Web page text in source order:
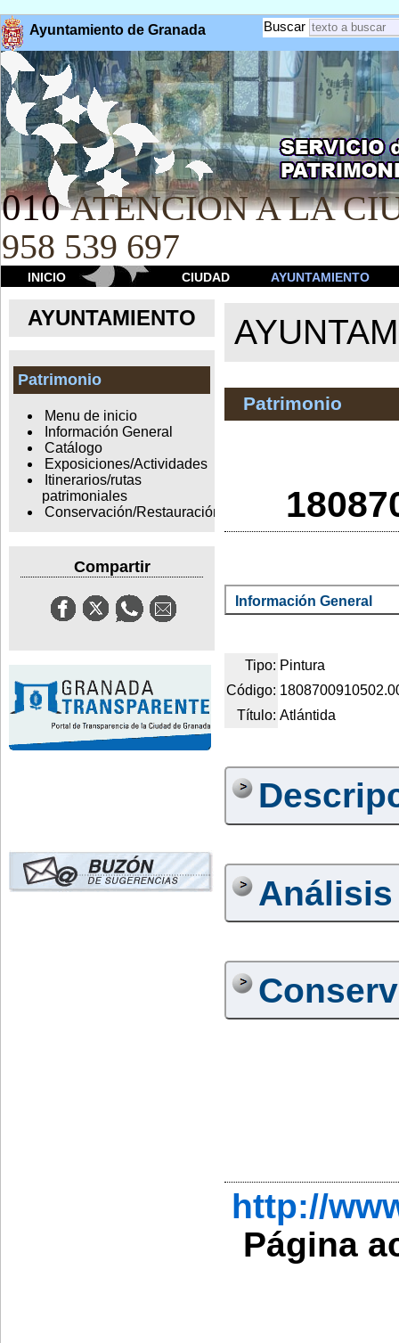
Ayuntamiento de Granada Buscar
010 ATENCION A LA
958 539 697
INICIO CIUDAD AYUNTAMIENTO
AYUNTAMIENTO
Patrimonio
Menu de inicio
Información General
Catálogo
Exposiciones/Actividades
Itinerarios/rutas
patrimoniales
Conservación/Restauración
Compartir
Patrimonio
Información General
Tipo: Pintura
Código:
Título: Atlántida
http://
Página